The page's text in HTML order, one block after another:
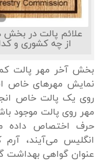
علائم پالت در
از چه کشوری و
بخش آخر مهر پالت
نمایش مهرهای خاص
روی یک پالت خاص
حرف اختصاص داده
انگلیس می‌آیند،
عنوان گواهی بهداشت